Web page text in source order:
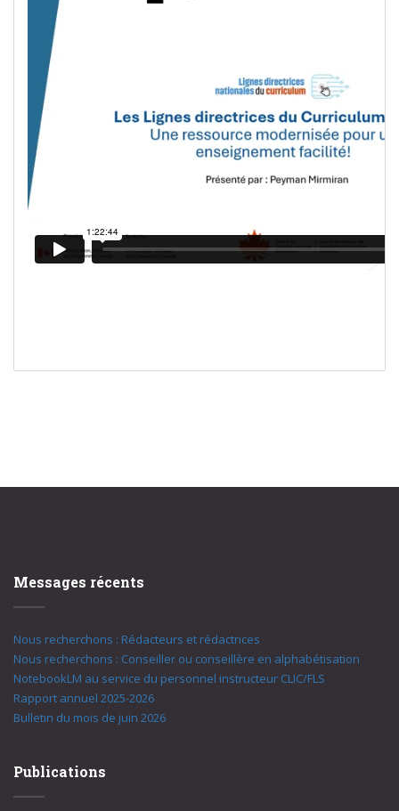
Messages récents
Nous recherchons : Rédacteurs et rédactrices
Nous recherchons : Conseiller ou conseillère en alphabétisation
NotebookLM au service du personnel instructeur CLIC/FLS
Rapport annuel 2025-2026
Bulletin du mois de juin 2026
Publications